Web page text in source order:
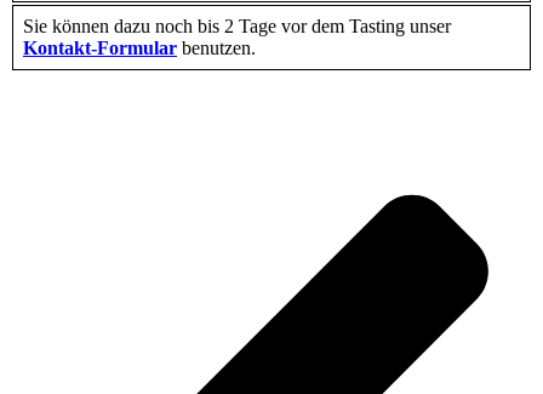
Sie können dazu noch bis 2 Tage vor dem Tasting unser
Kontakt-Formular benutzen.